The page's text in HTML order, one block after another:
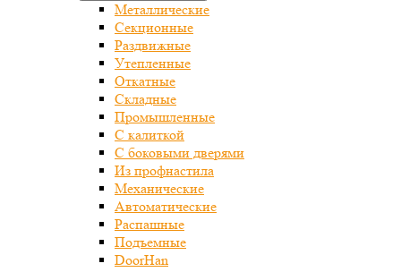
Металлические
Секционные
Раздвижные
Утепленные
Откатные
Складные
Промышленные
С калиткой
С боковыми дверями
Из профнастила
Механические
Автоматические
Распашные
Подъемные
DoorHan